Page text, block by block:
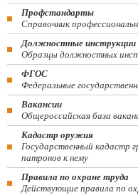
Профстандарты
Справочник
Должностные инструкции
Образцы должностных
ФГОС
Федеральные
Вакансии
Общероссийская база
Кадастр оружия
Государственный кадастр
патронов к нему
Правила по охране труда
Действующие правила по